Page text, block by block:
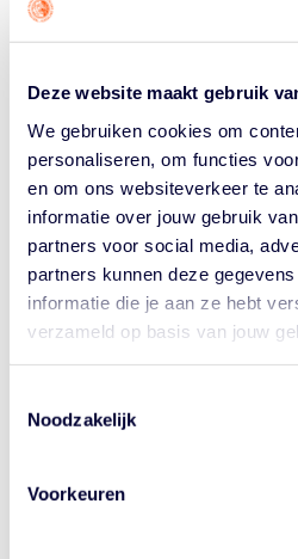
Deze website maakt gebruik
We gebruiken cookies om
personaliseren, om functies
en om ons websiteverkeer te
informatie over jouw gebruik
partners voor social media,
partners kunnen deze
informatie die je aan ze hebt
verzameld op basis van jouw
Noodzakelijk
Voorkeuren
de kersverse winnaar van de
meer pressie op de bal en
geloof terug, wat resulteerde in
de aanval, waardoor we
hebben gewonnen."
Collega Mario Bennes van Den
nederlaag aan een matig
kwart. "We hadden in het
en een aantal denkfouten
Grasshoppers terug in de
anderhalve minuut was het 60-
alsnog."
Lotte van Kruistum was met 17
goed voor 17 punten.
De bezoeksters heeft de beste